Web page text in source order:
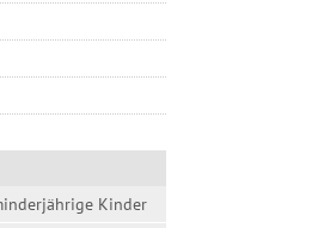
Kinder